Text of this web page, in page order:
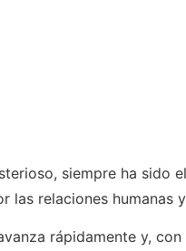
siempre ha sido
las relaciones
rápidamente y,